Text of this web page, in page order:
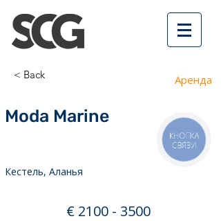
< Back Аренда
Moda Marine
30 м
Кестель, Аланья
€ 2100 - 3500
КНОПКА
СВЯЗИ